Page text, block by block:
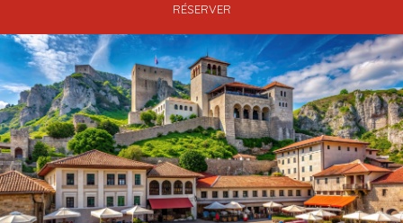
RÉSERVER